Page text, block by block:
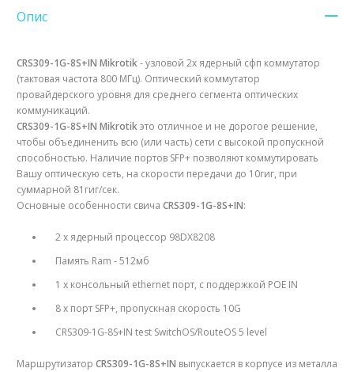
Опис
CRS309-1G-8S+IN Mikrotik- узловой 2х ядерный сфп коммутатор
(тактовая частота 800 MГц). Оптический коммутатор
провайдерского уровня для среднего сегмента оптических
коммуникаций.
CRS309-1G-8S+IN Mikrotikэто отличное и не дорогое решение,
чтобы объединенить всю (или часть) сети с высокой пропускной
способностью. Наличие портов SFP+ позволяют коммутировать
Вашу оптическую сеть, на скорости передачи до 10гиг, при
суммарной 81гиг/сек.
Основные особенности свича CRS309-1G-8S+IN:
2 х ядерный процессор 98DX8208
Память Ram - 512мб
1 х консольный ethernet порт, с поддержкой POE IN
8 х порт SFP+, пропускная скорость 10G
CRS309-1G-8S+IN test SwitchOS/RouteOS 5 level
Маршрутизатор CRS309-1G-8S+IN выпускается в корпусе из металла